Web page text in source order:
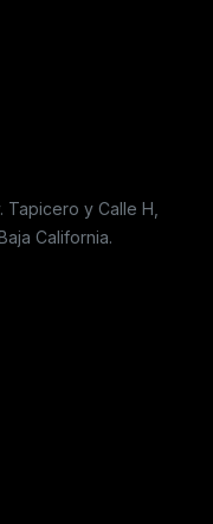
Tapicero y Calle H,
California.